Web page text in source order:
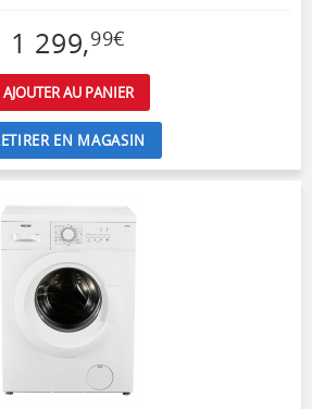
1 299,99€
AJOUTER AU PANIER
EN MAGASIN